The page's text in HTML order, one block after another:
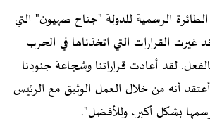
الرسمية للدولة "جناح صهيون" التي
غيرت القرارات التي اتخذناها في الحرب
لقد أعادت قراراتنا وشجاعة جنودنا
أنه من خلال العمل الوثيق مع الرئيس
بشكل أكبر، وللأفضل".